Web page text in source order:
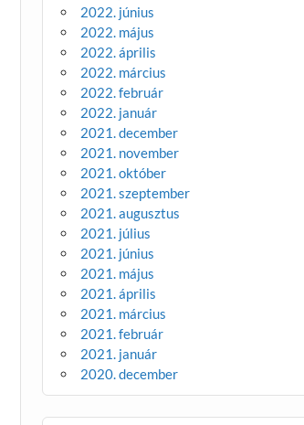
2022. június
2022. május
2022. április
2022. március
2022. február
2022. január
2021. december
2021. november
2021. október
2021. szeptember
2021. augusztus
2021. július
2021. június
2021. május
2021. április
2021. március
2021. február
2021. január
2020. december